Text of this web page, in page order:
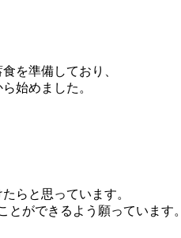
を準備しており、
始めました。
らと思っています。
ができるよう願っています。